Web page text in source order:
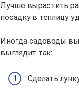
Лучше вырастить
посадку в теплицу
Иногда садоводы
выглядит так:
Сделать